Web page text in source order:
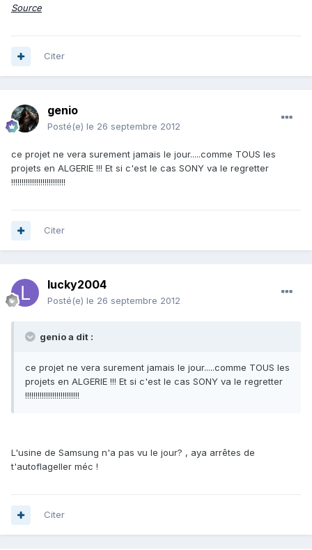
Source
Citer
genio
Posté(e) le 26 septembre 2012
ce projet ne vera surement jamais le jour.....comme TOUS les
projets en ALGERIE !!! Et si c'est le cas SONY va le regretter
!!!!!!!!!!!!!!!!!!!!!!!!!!
Citer
lucky2004
Posté(e) le 26 septembre 2012
genio a dit :
ce projet ne vera surement jamais le jour.....comme TOUS les
projets en ALGERIE !!! Et si c'est le cas SONY va le regretter
!!!!!!!!!!!!!!!!!!!!!!!!!!
L'usine de Samsung n'a pas vu le jour? , aya arrêtes de
t'autoflageller méc !
Citer